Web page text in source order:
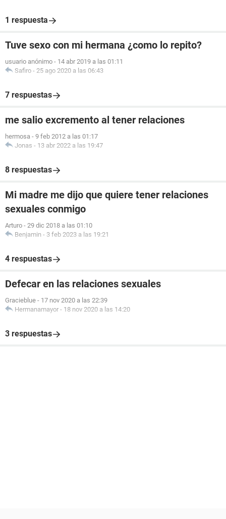
1 respuesta
Tuve sexo con mi hermana ¿como lo repito?
usuario anónimo - 14 abr 2019 a las 01:11
Safiro - 25 ago 2020 a las 06:43
7 respuestas
me salio excremento al tener relaciones
hermosa - 9 feb 2012 a las 01:17
Jonas - 13 abr 2022 a las 19:47
8 respuestas
Mi madre me dijo que quiere tener relaciones
sexuales conmigo
Arturo - 29 dic 2018 a las 01:10
Benjamin - 3 feb 2023 a las 19:21
4 respuestas
Defecar en las relaciones sexuales
Gracieblue - 17 nov 2020 a las 22:39
Hermanamayor - 18 nov 2020 a las 14:20
3 respuestas